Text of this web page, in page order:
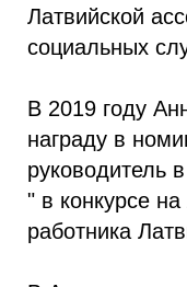
Латвийской
социальных
В 2019 году
награду в
руководитель
" в конкурсе
работника